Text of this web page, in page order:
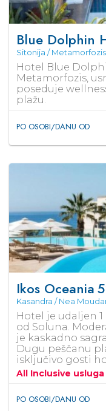
Blue Dolphin
Sitonija / Metamorfozis
Hotel Blue
Metamorfozis,
poseduje
plažu.
PO OSOBI/DANU OD
Ikos Oceania
Kasandra / Nea
Hotel je udaljen
od Soluna.
je kaskadno
Dugu peščanu
isključivo gosti
All Inclusive usluga
PO OSOBI/DANU OD